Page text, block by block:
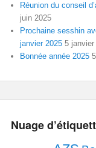
Réunion du conseil
juin 2025
Prochaine sesshin
janvier 2025 5 janvier
Bonnée année 2025
Nuage